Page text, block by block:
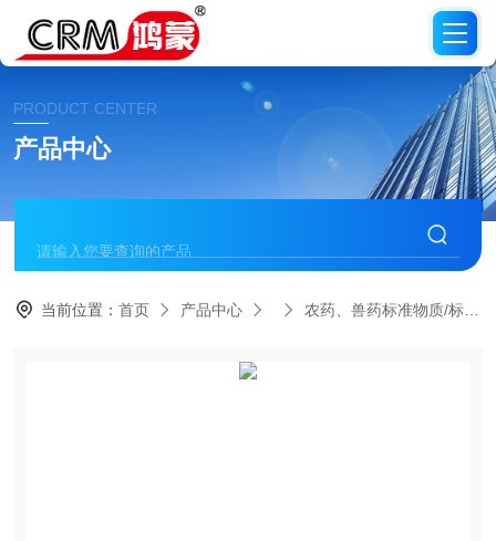
PRODUCT CENTER
产品中心
当前位置：首页 产品中心 农药、兽药标准物质/标准品